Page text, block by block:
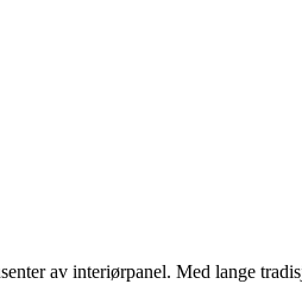
av interiørpanel. Med lange